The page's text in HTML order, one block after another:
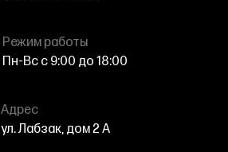
Режим работы
Пн-Вс с 9:00 до 18:00
Адрес
ул. Лабзак, дом 2 A